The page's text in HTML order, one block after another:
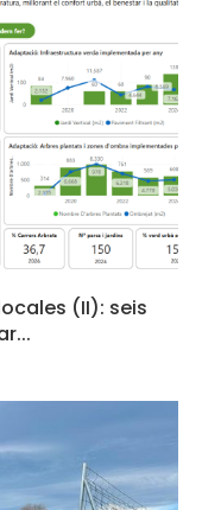
(II): seis